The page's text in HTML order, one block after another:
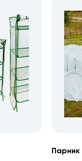
Парник